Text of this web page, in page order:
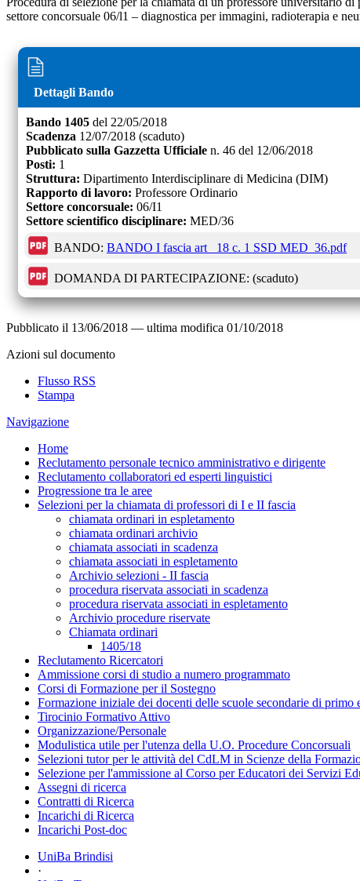
settore concorsuale 06/l1 – diagnostica per immagini, radioterapia e
Dettagli Bando
Bando 1405 del 22/05/2018
Scadenza 12/07/2018 (scaduto)
Pubblicato sulla Gazzetta Ufficiale n. 46 del 12/06/2018
Posti: 1
Struttura: Dipartimento Interdisciplinare di Medicina (DIM)
Rapporto di lavoro: Professore Ordinario
Settore concorsuale: 06/I1
Settore scientifico disciplinare: MED/36
BANDO: BANDO I fascia art_ 18 c. 1 SSD MED_36.pdf
DOMANDA DI PARTECIPAZIONE: (scaduto)
Pubblicato il 13/06/2018 — ultima modifica 01/10/2018
Azioni sul documento
Flusso RSS
Stampa
Navigazione
Home
Reclutamento personale tecnico amministrativo e dirigente
Reclutamento collaboratori ed esperti linguistici
Progressione tra le aree
Selezioni per la chiamata di professori di I e II fascia
chiamata ordinari in espletamento
chiamata ordinari archivio
chiamata associati in scadenza
chiamata associati in espletamento
Archivio selezioni - II fascia
procedura riservata associati in scadenza
procedura riservata associati in espletamento
Archivio procedure riservate
Chiamata ordinari
1405/18
Reclutamento Ricercatori
Ammissione corsi di studio a numero programmato
Corsi di Formazione per il Sostegno
Formazione iniziale dei docenti delle scuole secondarie di primo
Tirocinio Formativo Attivo
Organizzazione/Personale
Modulistica utile per l'utenza della U.O. Procedure Concorsuali
Selezioni tutor per le attività del CdLM in Scienze della
Selezione per l'ammissione al Corso per Educatori dei Servizi
Assegni di ricerca
Contratti di Ricerca
Incarichi di Ricerca
Incarichi Post-doc
UniBa Brindisi
·